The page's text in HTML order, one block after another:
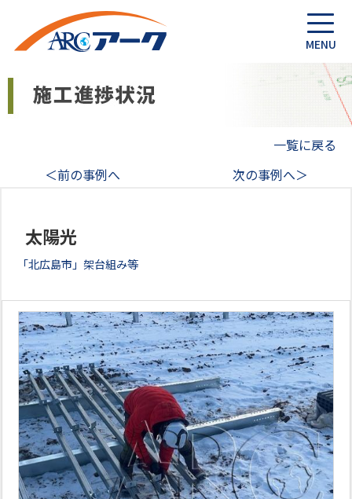
一覧に戻る
＜前の事例へ
次の事例へ＞
太陽光
「北広島市」架台組み等